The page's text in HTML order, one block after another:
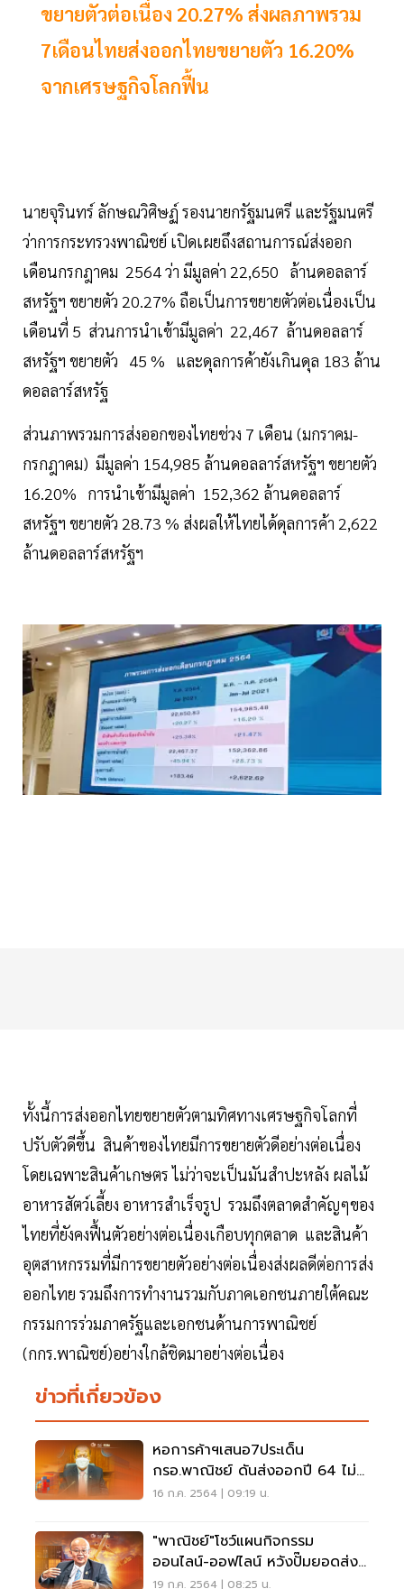
ขยายตัวต่อเนื่อง 20.27% ส่งผลภาพรวม
7เดือนไทยส่งออกไทยขยายตัว 16.20%
จากเศรษฐกิจโลกฟื้น
นายจุรินทร์ ลักษณวิศิษฏ์ รองนายกรัฐมนตรี และรัฐมนตรี
ว่าการกระทรวงพาณิชย์ เปิดเผยถึงสถานการณ์ส่งออก
เดือนกรกฎาคม 2564 ว่า มีมูลค่า 22,650 ล้านดอลลาร์
สหรัฐฯ ขยายตัว 20.27% ถือเป็นการขยายตัวต่อเนื่องเป็น
เดือนที่ 5 ส่วนการนำเข้ามีมูลค่า 22,467 ล้านดอลลาร์
สหรัฐฯ ขยายตัว 45 % และดุลการค้ายังเกินดุล 183 ล้าน
ดอลลาร์สหรัฐ
ส่วนภาพรวมการส่งออกของไทยช่วง 7 เดือน (มกราคม-
กรกฎาคม) มีมูลค่า 154,985 ล้านดอลลาร์สหรัฐฯ ขยายตัว
16.20% การนำเข้ามีมูลค่า 152,362 ล้านดอลลาร์
สหรัฐฯ ขยายตัว 28.73 % ส่งผลให้ไทยได้ดุลการค้า 2,622
ล้านดอลลาร์สหรัฐฯ
ทั้งนี้การส่งออกไทยขยายตัวตามทิศทางเศรษฐกิจโลกที่
ปรับตัวดีขึ้น สินค้าของไทยมีการขยายตัวดีอย่างต่อเนื่อง
โดยเฉพาะสินค้าเกษตร ไม่ว่าจะเป็นมันสำปะหลัง ผลไม้
อาหารสัตว์เลี้ยง อาหารสำเร็จรูป รวมถึงตลาดสำคัญๆของ
ไทยที่ยังคงฟื้นตัวอย่างต่อเนื่องเกือบทุกตลาด และสินค้า
อุตสาหกรรมที่มีการขยายตัวอย่างต่อเนื่องส่งผลดีต่อการส่ง
ออกไทย รวมถึงการทำงานรวมกับภาคเอกชนภายใต้คณะ
กรรมการร่วมภาครัฐและเอกชนด้านการพาณิชย์
(กกร.พาณิชย์)อย่างใกล้ชิดมาอย่างต่อเนื่อง
ข่าวที่เกี่ยวข้อง
หอการค้าฯเสนอ7ประเด็น
กรอ.พาณิชย์ ดันส่งออกปี 64 ไม่
ให้สะดุด
16 ก.ค. 2564 | 09:19 น.
"พาณิชย์"โชว์แผนกิจกรรม
ออนไลน์-ออฟไลน์ หวังปั๊มยอดส่ง
ออกครึ่งปีหลัง
19 ก.ค. 2564 | 08:25 น.